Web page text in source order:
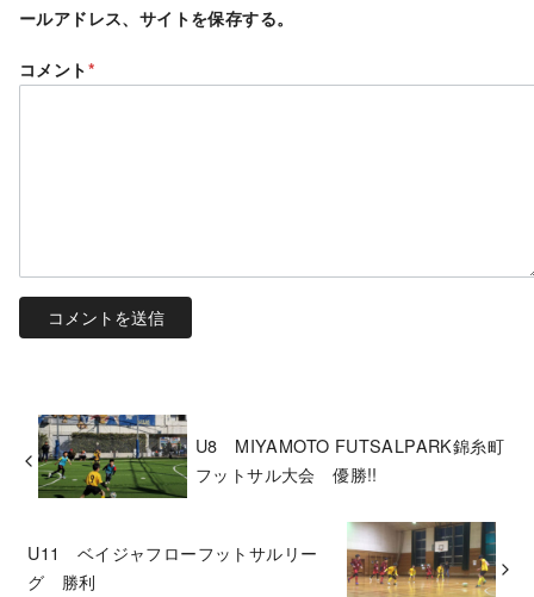
ールアドレス、サイトを保存する。
コメント*
U8 MIYAMOTO FUTSALPARK錦糸町
フットサル大会 優勝!!
U11 ベイジャフローフットサルリー
グ 勝利